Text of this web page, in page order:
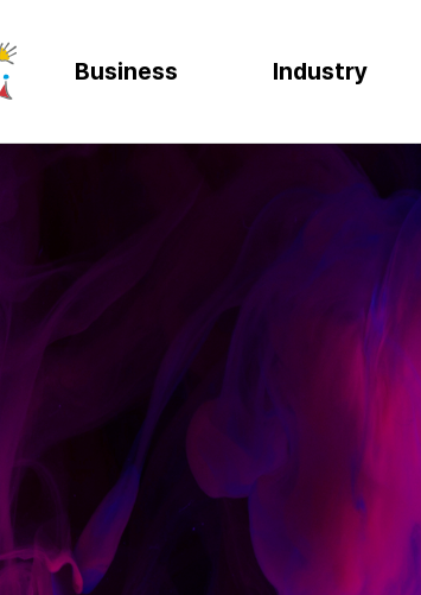
Business
SOLUTION
WDMS
GAM SOLUTION
Business Synergy Suite
SAP S/4HANA
SAP Business One
Microsoft
Smart Factory
Industry
렌탈
디지털 혁신을 위한 최적의 도구
프로세스 정립 및 글로벌 운영 시스
디지털 혁신과 생산성
인공지능과 머신러닝으
계획과 목표 중심의 프로
엄격한 규제 준수를
성장을 위한 기반 마
소비재
플랫폼을 통
고객 경험 강
데이터 분석
복
재
미래